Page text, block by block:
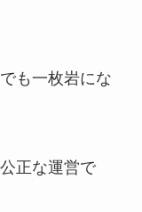
も一枚岩にな
正な運営で